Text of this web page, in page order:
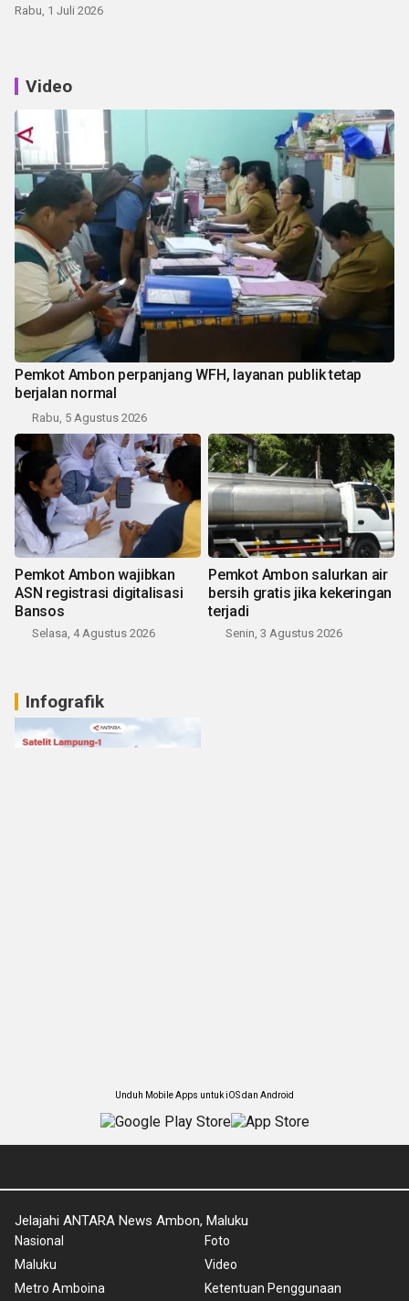
Rabu, 1 Juli 2026
Video
Pemkot Ambon perpanjang WFH, layanan publik tetap
berjalan normal
Rabu, 5 Agustus 2026
Pemkot Ambon wajibkan
ASN registrasi digitalisasi
Bansos
Selasa, 4 Agustus 2026
Pemkot Ambon salurkan air
bersih gratis jika kekeringan
terjadi
Senin, 3 Agustus 2026
Infografik
Unduh Mobile Apps untuk iOS dan Android
Jelajahi ANTARA News Ambon, Maluku
Nasional
Maluku
Metro Amboina
Foto
Video
Ketentuan Penggunaan